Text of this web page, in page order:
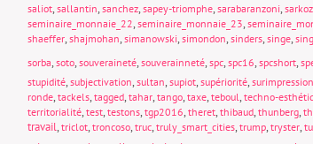
saliot, sallantin, sanchez, sapey-triomphe, sarabaranzoni,
seminaire_monnaie_22, seminaire_monnaie_23,
shaeffer, shajmohan, simanowski, simondon, sinders, singe,
sorba, soto, souveraineté, souverainneté, spc, spc16, spcshort,
stupidité, subjectivation, sultan, supiot, supériorité, surimpression
ronde, tackels, tagged, tahar, tango, taxe, teboul, techno-
territorialité, test, testons, tgp2016, theret, thibaud, thunberg,
travail, triclot, troncoso, truc, truly_smart_cities, trump, tryster,